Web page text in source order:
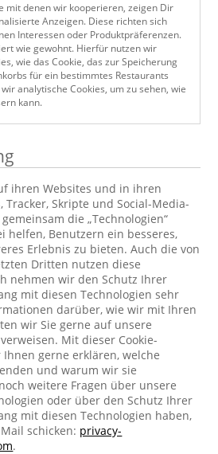
mit denen wir kooperieren, zeigen Dir
Anzeigen. Diese richten sich
Interessen oder Produktpräferenzen.
wie gewohnt. Hierfür nutzen wir
wie das Cookie, das zur Speicherung
für ein bestimmtes Restaurants
analytische Cookies, um zu sehen, wie
kann.
ihren Websites und in ihren
Tracker, Skripte und Social-Media-
die „Technologien“
helfen, Benutzern ein besseres,
Erlebnis zu bieten. Auch die von
Dritten nutzen diese
nehmen wir den Schutz Ihrer
mit diesen Technologien sehr
darüber, wie wir mit Ihren
wir Sie gerne auf unsere
verweisen. Mit dieser Cookie-
gerne erklären, welche
und warum wir sie
weitere Fragen über unsere
oder über den Schutz Ihrer
mit diesen Technologien haben,
schicken: privacy-
.